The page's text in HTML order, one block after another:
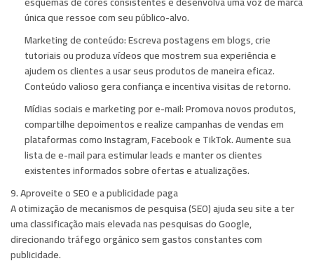
única que ressoe com seu público-alvo.
Marketing de conteúdo:Escreva postagens em blogs, crie
tutoriais ou produza vídeos que mostrem sua experiência e
ajudem os clientes a usar seus produtos de maneira eficaz.
Conteúdo valioso gera confiança e incentiva visitas de retorno.
Mídias sociais e marketing por e-mail:Promova novos produtos,
compartilhe depoimentos e realize campanhas de vendas em
plataformas como Instagram, Facebook e TikTok. Aumente sua
lista de e-mail para estimular leads e manter os clientes
existentes informados sobre ofertas e atualizações.
9. Aproveite o SEO e a publicidade paga
A otimização de mecanismos de pesquisa (SEO) ajuda seu site a ter
uma classificação mais elevada nas pesquisas do Google,
direcionando tráfego orgânico sem gastos constantes com
publicidade.